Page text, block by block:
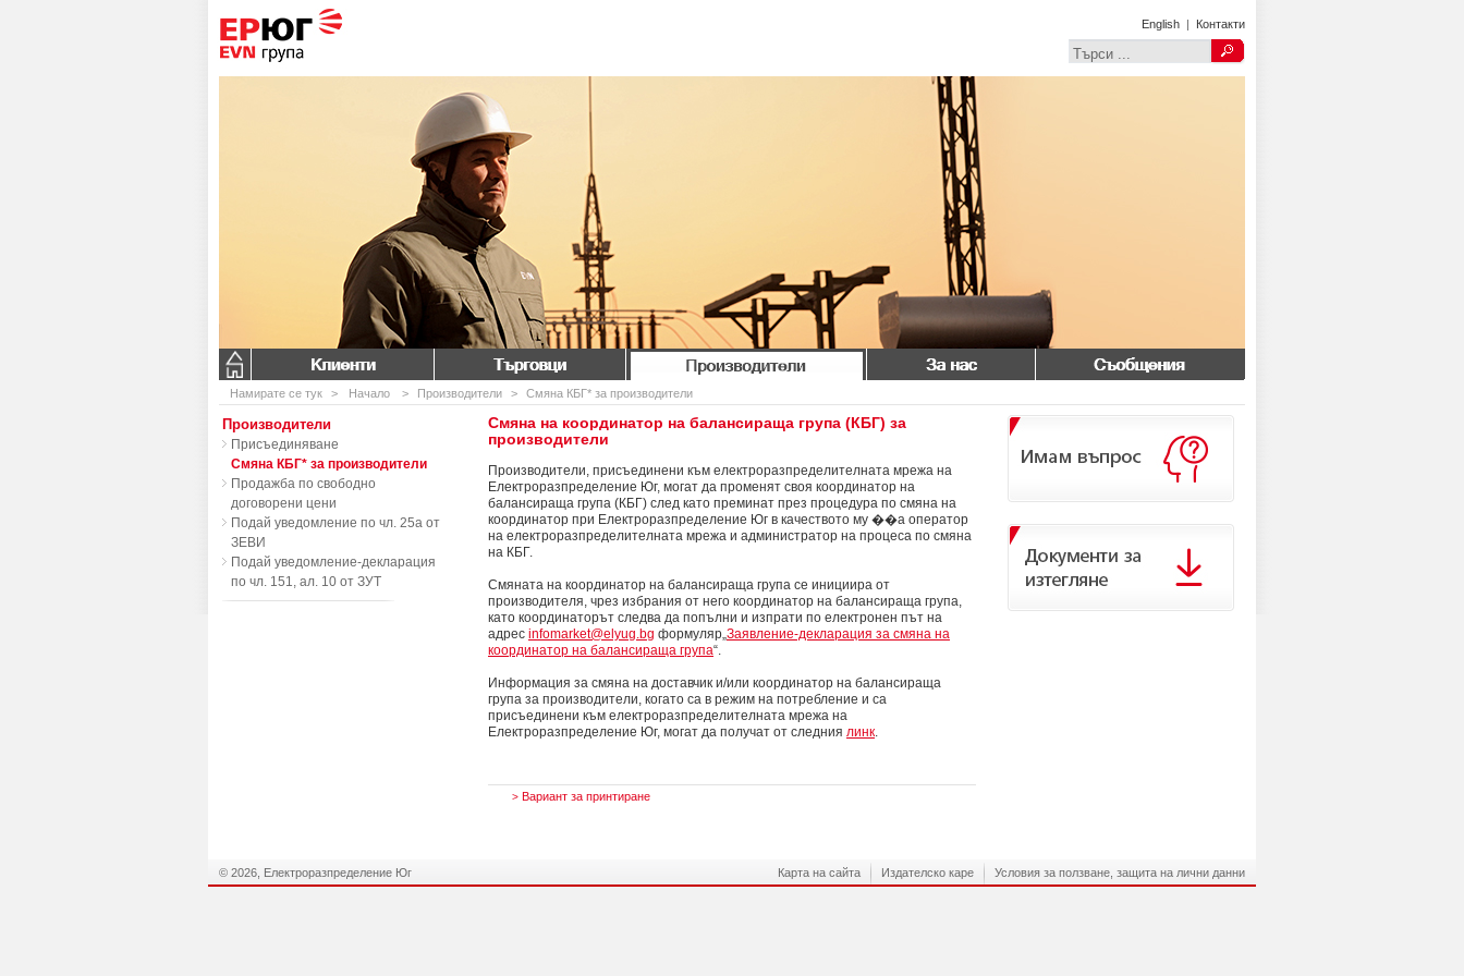
English | Контакти
Клиенти Търговци Производители За нас Съобщения
Намирате се тук > Начало > Производители > Смяна КБГ* за производители
Смяна на координатор на балансираща група (КБГ) за
производители
Производители, присъединени към електроразпределителната мрежа на
Електроразпределение Юг, могат да променят своя координатор на
балансираща група (КБГ) след като преминат през процедура по смяна на
координатор при Електроразпределение Юг в качеството му ��а оператор
на електроразпределителната мрежа и администратор на процеса по смяна
на КБГ.
Смяната на координатор на балансираща група се инициира от
производителя, чрез избрания от него координатор на балансираща група,
като координаторът следва да попълни и изпрати по електронен път на
адрес infomarket@elyug.bg формуляр„Заявление-декларация за смяна на
координатор на балансираща група“.
Информация за смяна на доставчик и/или координатор на балансираща
група за производители, когато са в режим на потребление и са
присъединени към електроразпределителната мрежа на
Електроразпределение Юг, могат да получат от следния линк.
> Вариант за принтиране
Производители
Присъединяване
Смяна КБГ* за производители
Продажба по свободно
договорени цени
Подай уведомление по чл. 25а от
ЗЕВИ
Подай уведомление-декларация
по чл. 151, ал. 10 от ЗУТ
© 2026, Електроразпределение Юг Условия за ползване, защита на лични данни
Издателско каре
Карта на сайта